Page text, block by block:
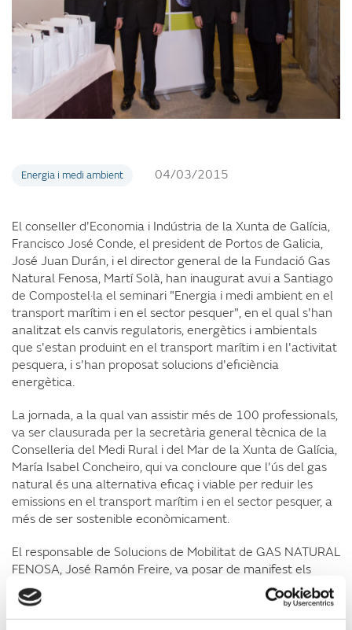
Energia i medi ambient 04/03/2015
El conseller d'Economia i Indústria de la Xunta de Galícia,
Francisco José Conde, el president de Portos de Galicia,
José Juan Durán, i el director general de la Fundació Gas
Natural Fenosa, Martí Solà, han inaugurat avui a Santiago
de Compostel·la el seminari "Energia i medi ambient en el
transport marítim i en el sector pesquer", en el qual s'han
analitzat els canvis regulatoris, energètics i ambientals
que s'estan produint en el transport marítim i en l'activitat
pesquera, i s'han proposat solucions d'eficiència
energètica.
La jornada, a la qual van assistir més de 100 professionals,
va ser clausurada per la secretària general tècnica de la
Conselleria del Medi Rural i del Mar de la Xunta de Galícia,
María Isabel Concheiro, qui va concloure que l'ús del gas
natural és una alternativa eficaç i viable per reduir les
emissions en el transport marítim i en el sector pesquer, a
més de ser sostenible econòmicament.
El responsable de Solucions de Mobilitat de GAS NATURAL
FENOSA, José Ramón Freire, va posar de manifest els
avantatges mediambientals i econòmics de l'ús del gas
natural i l'oportunitat que suposa utilitzar-lo com a
combustible marítim per al sector i per a Galícia, per la